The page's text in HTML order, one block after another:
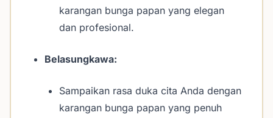
karangan bunga papan yang elegan
dan profesional.
Belasungkawa:
Sampaikan rasa duka cita Anda dengan
karangan bunga papan yang penuh